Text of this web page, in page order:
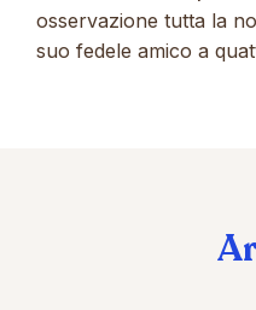
osservazione tutta la
suo fedele amico a